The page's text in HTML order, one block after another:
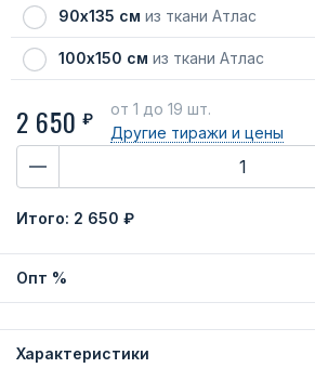
90х135 см из ткани Атлас
100х150 см из ткани Атлас
2 650 ₽
от 1 до 19 шт.
Другие тиражи и цены
Итого: 2 650 ₽
Опт %
Характеристики